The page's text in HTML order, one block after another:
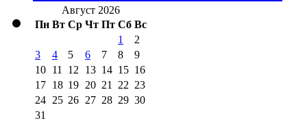
Август 2026
Пн Вт Ср Чт Пт Сб Вс
1
2
3
4 5 6 7 8
9
10 11 12 13 14 15 16
17 18 19 20 21 22 23
24 25 26 27 28 29 30
31